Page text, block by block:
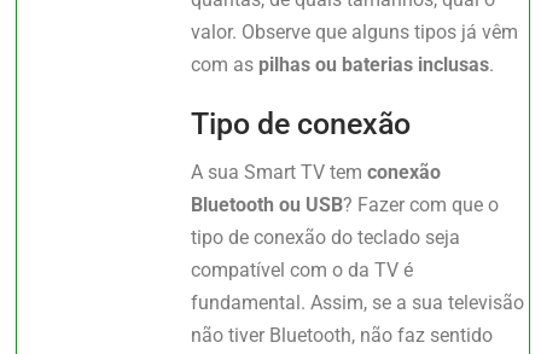
valor. Observe que alguns tipos já vêm
com as pilhas ou baterias inclusas.
Tipo de conexão
A sua Smart TV temconexão
Bluetooth ou USB? Fazer com que o
tipo de conexão do teclado seja
compatível com o da TV é
fundamental. Assim, se a sua televisão
não tiver Bluetooth, não faz sentido